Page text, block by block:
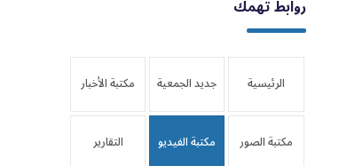
روابط تهمك
الرئيسية جديد الجمعية مكتبة الأخبار
مكتبة الصور مكتبة الفيديو التقارير